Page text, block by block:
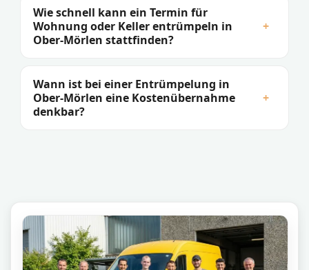
Wie schnell kann ein Termin für
Wohnung oder Keller entrümpeln in
Ober-Mörlen stattfinden?
+
Wann ist bei einer Entrümpelung in
Ober-Mörlen eine Kostenübernahme
denkbar?
+